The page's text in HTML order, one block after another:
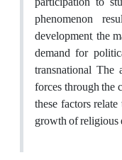
phenomenon
development, the
demand for
transnational
forces through the
these factors
growth of religious